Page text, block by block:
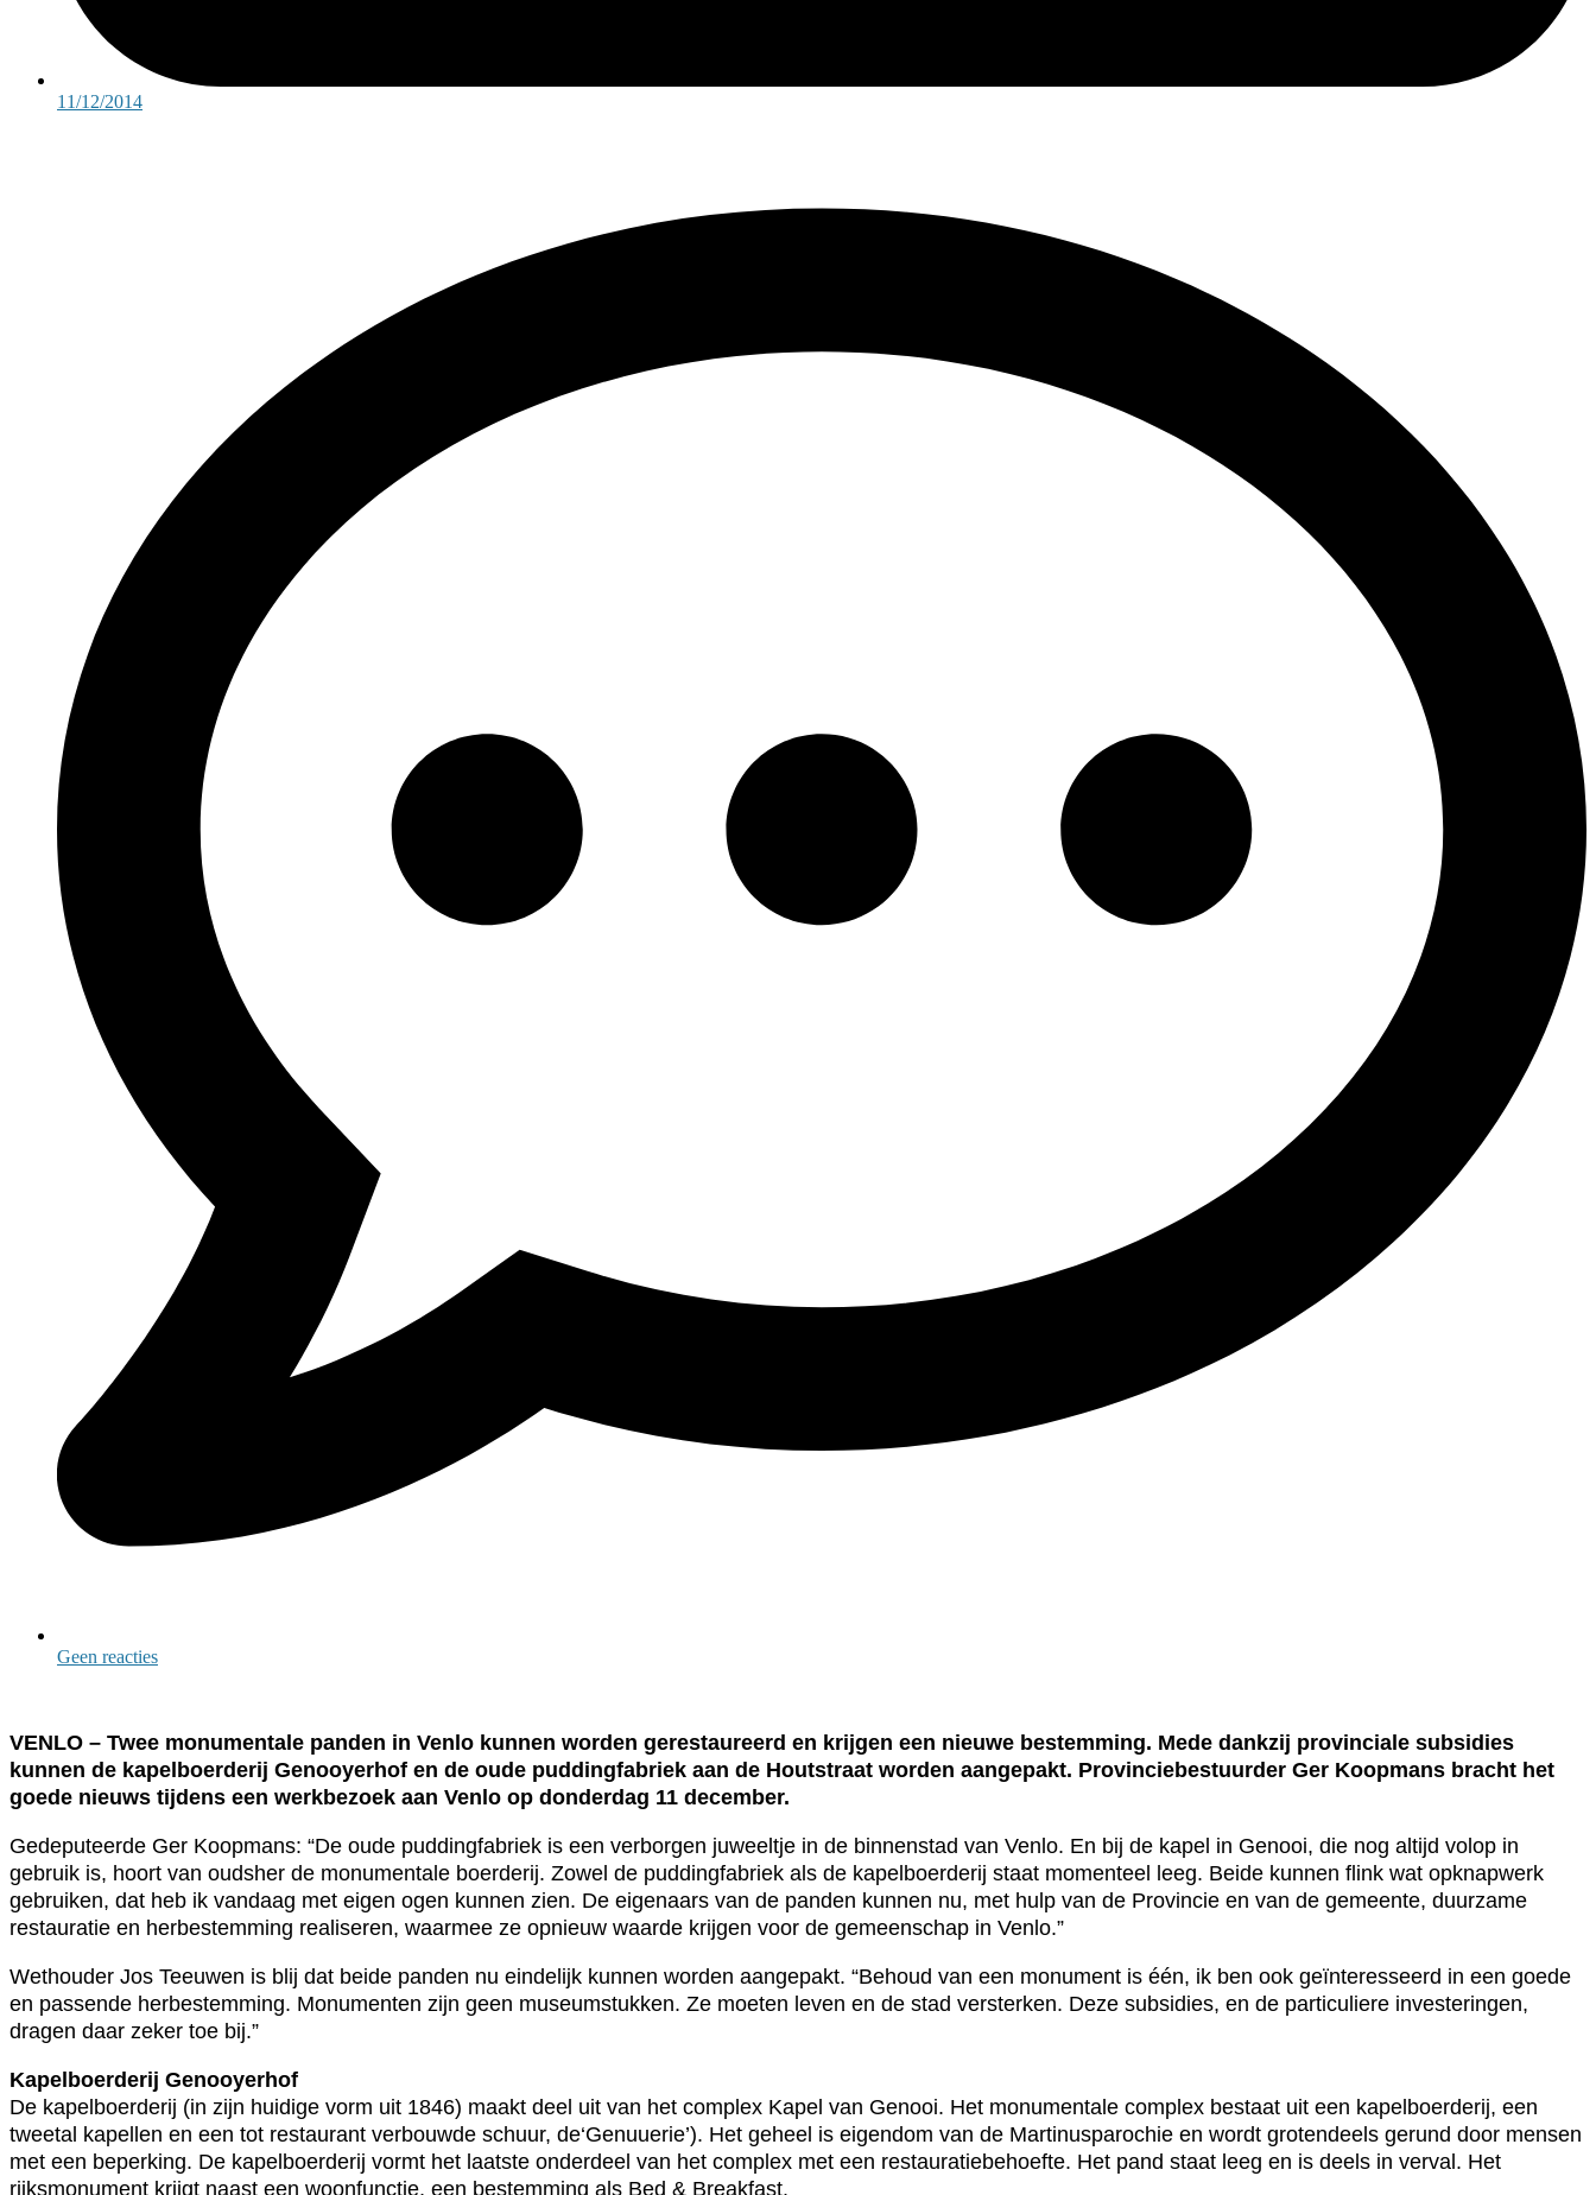
11/12/2014
Geen reacties
VENLO – Twee monumentale panden in Venlo kunnen worden gerestaureerd en krijgen een nieuwe bestemming. Mede dankzij provinciale subsidies
kunnen de kapelboerderij Genooyerhof en de oude puddingfabriek aan de Houtstraat worden aangepakt. Provinciebestuurder Ger Koopmans bracht het
goede nieuws tijdens een werkbezoek aan Venlo op donderdag 11 december.
Gedeputeerde Ger Koopmans: “De oude puddingfabriek is een verborgen juweeltje in de binnenstad van Venlo. En bij de kapel in Genooi, die nog altijd volop in
gebruik is, hoort van oudsher de monumentale boerderij. Zowel de puddingfabriek als de kapelboerderij staat momenteel leeg. Beide kunnen flink wat opknapwerk
gebruiken, dat heb ik vandaag met eigen ogen kunnen zien. De eigenaars van de panden kunnen nu, met hulp van de Provincie en van de gemeente, duurzame
restauratie en herbestemming realiseren, waarmee ze opnieuw waarde krijgen voor de gemeenschap in Venlo.”
Wethouder Jos Teeuwen is blij dat beide panden nu eindelijk kunnen worden aangepakt. “Behoud van een monument is één, ik ben ook geïnteresseerd in een goede
en passende herbestemming. Monumenten zijn geen museumstukken. Ze moeten leven en de stad versterken. Deze subsidies, en de particuliere investeringen,
dragen daar zeker toe bij.”
Kapelboerderij Genooyerhof
De kapelboerderij (in zijn huidige vorm uit 1846) maakt deel uit van het complex Kapel van Genooi. Het monumentale complex bestaat uit een kapelboerderij, een
tweetal kapellen en een tot restaurant verbouwde schuur, de‘Genuuerie’). Het geheel is eigendom van de Martinusparochie en wordt grotendeels gerund door mensen
met een beperking. De kapelboerderij vormt het laatste onderdeel van het complex met een restauratiebehoefte. Het pand staat leeg en is deels in verval. Het
rijksmonument krijgt naast een woonfunctie, een bestemming als Bed & Breakfast.